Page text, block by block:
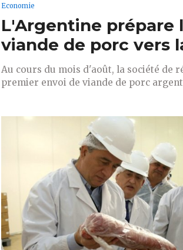
Economie
L'Argentine prépare
viande de porc vers
Au cours du mois d'août, la société de
premier envoi de viande de porc